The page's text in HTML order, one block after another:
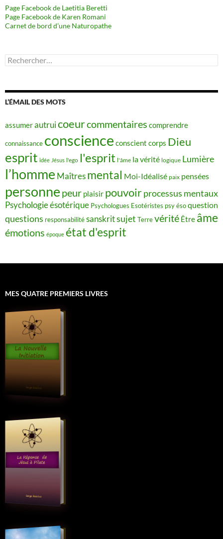
Page Facebook de Laetitia Beretti
Page Facebook de Karen Romani
Carnet de bord d’une Naturopathe
Rechercher :
L’ÉMAIL DES MOTS
assumerautruicoeurcommentaires comprendre
connaissance conscience conscient corps Dieu
esprit idée Jésus l'ego l'esprit l'âme la vérité logique Lumière
l’homme Maîtres mental Moi-Idéalisé paix pensées
personne peur plaisir pouvoirprocessus mentaux
Psychologie ésotérique Psychologues Esotéristes psy ésoquestion
questions responsabilitésanskritsujet Terrevérité Être âme
émotions époque état d'esprit
MES QUATRE PREMIERS LIVRES